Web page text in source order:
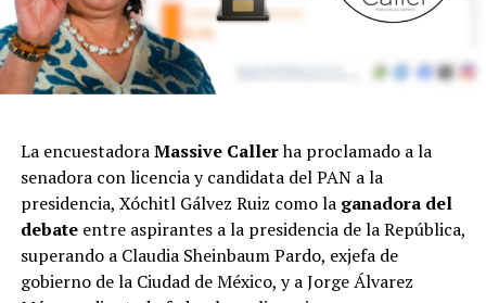
La encuestadoraMassive Callerha proclamado a la
senadora con licencia y candidata del PAN a la
presidencia, Xóchitl Gálvez Ruiz como la ganadora del
debate entre aspirantes a la presidencia de la República,
superando a Claudia Sheinbaum Pardo, exjefa de
gobierno de la Ciudad de México, y a Jorge Álvarez